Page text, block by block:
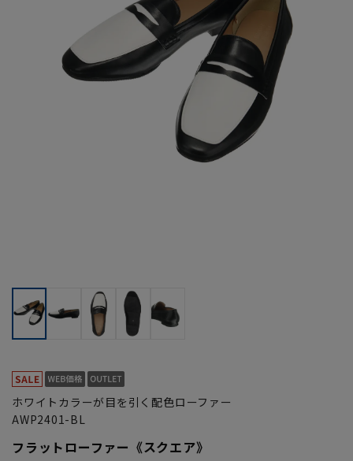
ホワイトカラーが目を引く配色ローファー
AWP2401-BL
フラットローファー《スクエア》